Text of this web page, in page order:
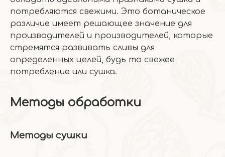
потребляются свежими. Это ботаническое
различие имеет решающее значение для
производителей и производителей, которые
стремятся развивать сливы для
определенных целей, будь то свежее
потребление или сушка.
Методы обработки
Методы сушки